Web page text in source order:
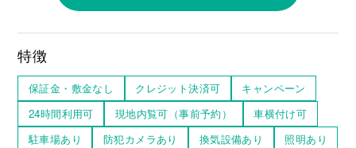
特徴
保証金・敷金なし クレジット決済可
キャンペーン
24時間利用可
現地内覧可（事前予約）
車横付け可
駐車場あり
防犯カメラあり 換気設備あり
照明あり